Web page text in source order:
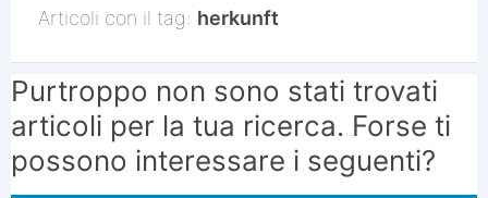
Articoli con il tag: herkunft
Purtroppo non sono stati trovati
articoli per la tua ricerca. Forse ti
possono interessare i seguenti?